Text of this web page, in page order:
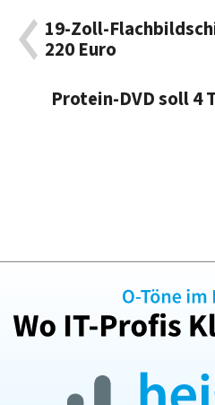
19-Zoll-
220 Euro
Protein-DVD soll 4